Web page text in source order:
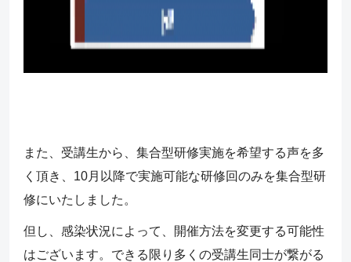
また、受講生から、集合型研修実施を希望する声を多
く頂き、10月以降で実施可能な研修回のみを集合型研
修にいたしました。
但し、感染状況によって、開催方法を変更する可能性
はございます。できる限り多くの受講生同士が繋がる